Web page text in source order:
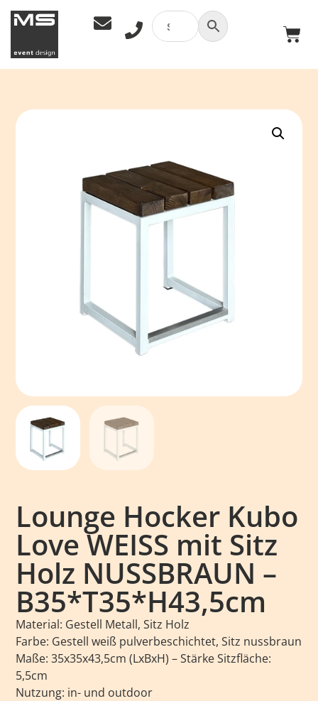
Lounge Hocker Kubo
Love WEISS mit Sitz
Holz NUSSBRAUN –
B35*T35*H43,5cm
Material: Gestell Metall, Sitz Holz
Farbe: Gestell weiß pulverbeschichtet, Sitz nussbraun
Maße: 35x35x43,5cm (LxBxH) – Stärke Sitzfläche:
5,5cm
Nutzung: in- und outdoor